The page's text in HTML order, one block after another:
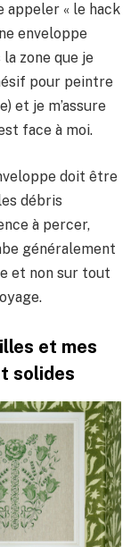
appeler « le hack
enveloppe
zone que je
pour peintre
et je m’assure
face à moi.
doit être
débris
à percer,
généralement
et non sur tout
et mes
solides